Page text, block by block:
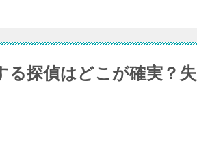
る探偵はどこが確実？